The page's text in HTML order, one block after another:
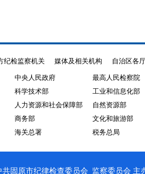
纪检监察机关 媒体及相关机构 自治区各
中央人民政府
最高人民检察院
科学技术部
工业和信息化部
人力资源和社会保障部
自然资源部
商务部
文化和旅游部
海关总署 税务总局
共固原市纪律检查委员会 监察委员会